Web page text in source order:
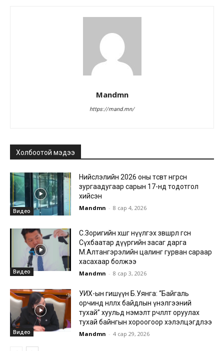
Mandmn
https://mand.mn/
Холбоотой мэдээ
Видео
Нийслэлийн 2026 оны төсөвт өнгөрсөн
зургаадугаар сарын 17-нд тодотгол
хийсэн
Mandmn - 8 сар 4, 2026
Видео
С.Зоригийн хөшөөг нүүлгэх зөвшөөрөл өгсөн
Сүхбаатар дүүргийн засаг дарга
М.Алтангэрэлийн цалинг гурван сараар
хасахаар болжээ
Mandmn - 8 сар 3, 2026
Видео
УИХ-ын гишүүн Б.Уянга: “Байгаль
орчинд нөлөөлөх байдлын үнэлгээний
тухай” хуульд нэмэлт өөрчлөлт оруулах
тухай байнгын хороогоор хэлэлцэгдлээ
Mandmn - 4 сар 29, 2026